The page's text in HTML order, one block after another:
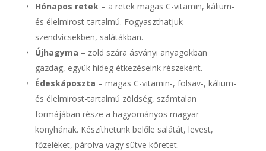
Hónapos retek – a retek magas C-vitamin, kálium-
és élelmirost-tartalmú. Fogyaszthatjuk
szendvicsekben, salátákban.
Újhagyma – zöld szára ásványi anyagokban
gazdag, együk hideg étkezéseink részeként.
Édeskáposzta – magas C-vitamin-, folsav-, kálium-
és élelmirost-tartalmú zöldség, számtalan
formájában része a hagyományos magyar
konyhának. Készíthetünk belőle salátát, levest,
főzeléket, párolva vagy sütve köretet.